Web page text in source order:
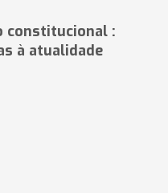
constitucional :
à atualidade